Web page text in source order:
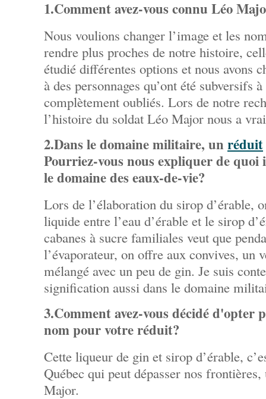
1.Comment avez-vous connu Léo
Nous voulions changer l’image et les
rendre plus proches de notre histoire,
étudié différentes options et nous avons
à des personnages qu’ont été subversifs
complètement oubliés. Lors de notre
l’histoire du soldat Léo Major nous a
2.Dans le domaine militaire, un ​réduit
Pourriez-vous nous expliquer de
le domaine des eaux-de-vie?
Lors de l’élaboration du sirop d’érable,
liquide entre l’eau d’érable et le sirop
cabanes à sucre familiales veut que
l’évaporateur, on offre aux convives, un
mélangé avec un peu de gin. Je suis
signification aussi dans le domaine
3.Comment avez-vous décidé d'opter
nom pour votre réduit?
Cette liqueur de gin et sirop d’érable,
Québec qui peut dépasser nos
Major.